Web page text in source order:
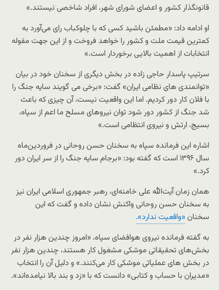
قانونگذار کشور و اعضای شورای شهر، افراد شاخصی نیستند.»
او ادامه داد: «مطمئن باشید کسی که با چلوکباب رای می‌آورد به
کمترین قیمت ملت و کشور را خواهد فروخت و از این جهت مقوله
انتخابات از اهمیت بالایی برخوردار است.»
سرتیپ پاسدار حاجی زاده در بخش دیگری از سخنان خود در بیان
«توانمندی های نظامی ایران» گفت:‌ «برخی می گویند سایه جنگ را
با فلان کار دور کردیم. اما این واقعیت نیست، آن چیزی که باعث
شد جنگ از کشور دور شود توان نیروهای مسلح ما اعم از سپاه،
بسیج، ارتش و نیروی انتظامی است.»
اشاره این فرمانده سپاه به سخنان حسن روحانی در فروردین‌ماه
سال ۱۳۹۶ است که گفته بود: «برجام سایه جنگ را از سر ایران دور
کرد.»
همان زمان آیت‌الله علی خامنه‌ای، رهبر جمهوری اسلامی ایران نیز
به سخنان حسن روحانی واکنش نشان داده و گفت که این
سخنان «واقعیت ندارد».
به گفته فرمانده نیروی هوافضای سپاه، «امروز چندین هزار نفر در
بخش‌های تحقیقاتی موشکی مشغول کار هستند، چندین هزار نفر
در بخش های عملیاتی موشکی کار می‌کنند.» و دلیل آن را انتخاب
«مدیران با حساب و کتابی» دانست که با «زد و بند بالا نیامده‌اند».